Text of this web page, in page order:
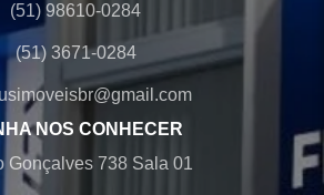
(51) 98610-0284
(51) 3671-0284
NOS CONHECER
Gonçalves 738 Sala 01